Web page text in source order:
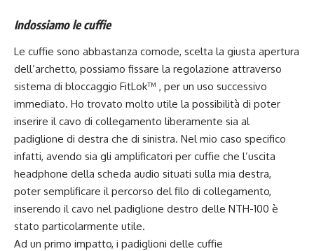
Indossiamo le cuffie
Le cuffie sono abbastanza comode, scelta la giusta apertura
dell’archetto, possiamo fissare la regolazione attraverso
sistema di bloccaggio FitLok™ , per un uso successivo
immediato. Ho trovato molto utile la possibilità di poter
inserire il cavo di collegamento liberamente sia al
padiglione di destra che di sinistra. Nel mio caso specifico
infatti, avendo sia gli amplificatori per cuffie che l’uscita
headphone della scheda audio situati sulla mia destra,
poter semplificare il percorso del filo di collegamento,
inserendo il cavo nel padiglione destro delle NTH-100 è
stato particolarmente utile.
Ad un primo impatto, i padiglioni delle cuffie